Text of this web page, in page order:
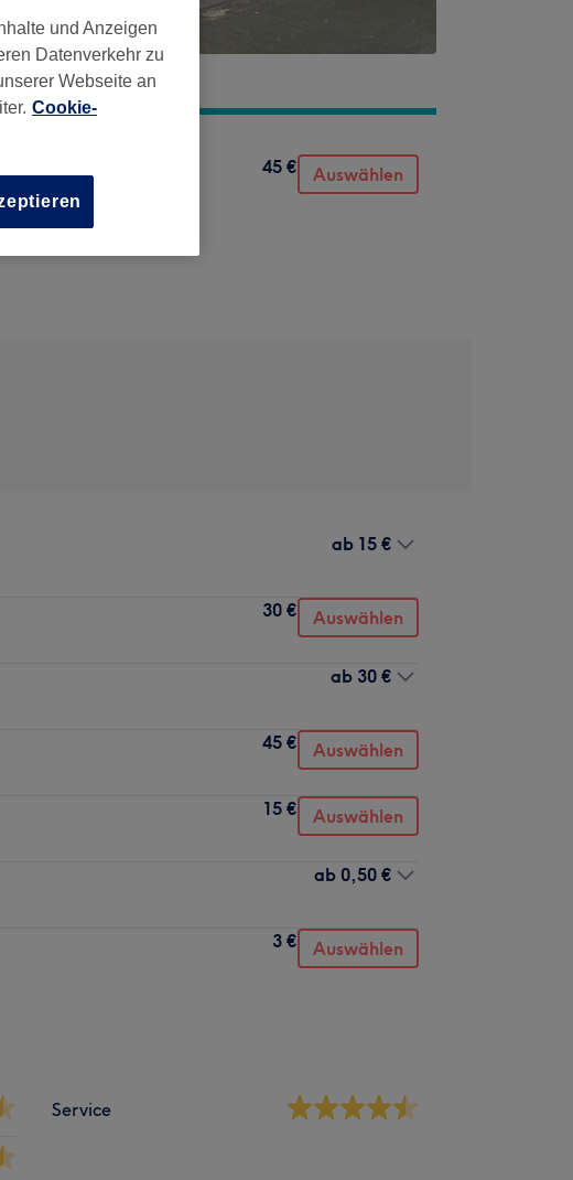
45 € Auswählen
ab 15 €
30 € Auswählen
ab 30 €
45 € Auswählen
15 € Auswählen
ab 0,50 €
3 € Auswählen
Service
und Anzeigen
Datenverkehr zu
Webseite an
Cookie-